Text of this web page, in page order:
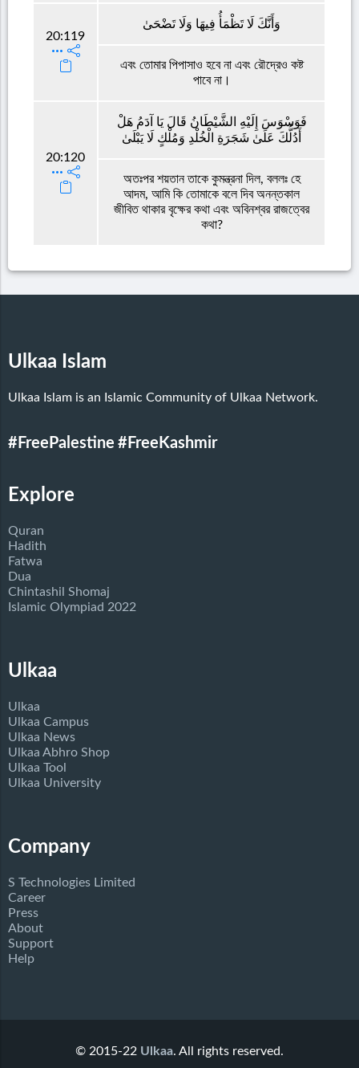
20:119
وَأَنَّكَ لَا تَظْمَأُ فِيهَا وَلَا تَضْحَىٰ
এবং তোমার পিপাসাও হবে না এবং রৌদ্রেও কষ্ট
পাবে না।
20:120
فَوَسْوَسَ إِلَيْهِ الشَّيْطَانُ قَالَ يَا آدَمُ هَلْ
أَدُلُّكَ عَلَىٰ شَجَرَةِ الْخُلْدِ وَمُلْكٍ لَا يَبْلَىٰ
অতঃপর শয়তান তাকে কুমন্ত্রনা দিল, বললঃ হে
আদম, আমি কি তোমাকে বলে দিব অনন্তকাল
জীবিত থাকার বৃক্ষের কথা এবং অবিনশ্বর রাজত্বের
কথা?
Ulkaa Islam
Ulkaa Islam is an Islamic Community of Ulkaa Network.
#FreePalestine #FreeKashmir
Explore
Quran
Hadith
Fatwa
Dua
Chintashil Shomaj
Islamic Olympiad 2022
Ulkaa
Ulkaa
Ulkaa Campus
Ulkaa News
Ulkaa Abhro Shop
Ulkaa Tool
Ulkaa University
Company
S Technologies Limited
Career
Press
About
Support
Help
© 2015-22 Ulkaa. All rights reserved.